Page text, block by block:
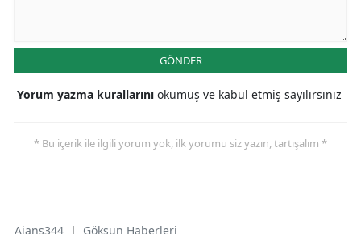
GÖNDER
Yorum yazma kurallarını okumuş ve kabul etmiş sayılırsınız
* Bu içerik ile ilgili yorum yok, ilk yorumu siz yazın, tartışalım *
Ajans344 | Göksun Haberleri